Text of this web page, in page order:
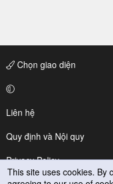
Chọn giao diện
Liên hệ
Quy định và Nội quy
Privacy Policy
This site uses cookies. By